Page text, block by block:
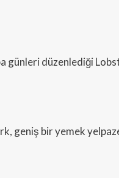
günleri düzenlediği
geniş bir yemek